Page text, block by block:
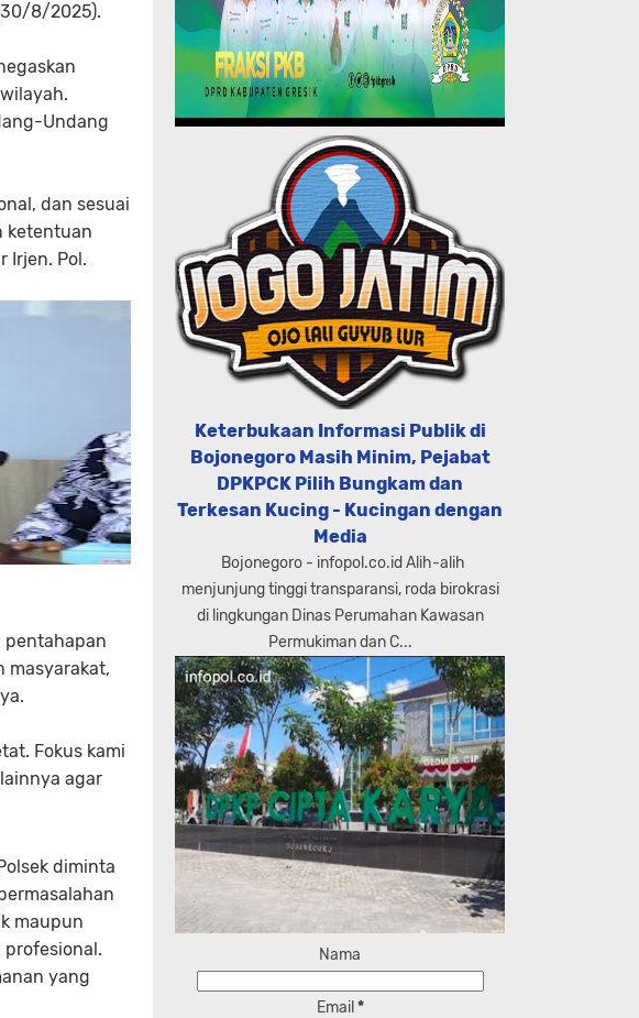
8/2025).
Undang
dan sesuai
ketentuan
Irjen. Pol.
pentahapan
masyarakat,
Fokus kami
agar
diminta
maupun
yang
Keterbukaan Informasi Publik di
Bojonegoro Masih Minim, Pejabat
DPKPCK Pilih Bungkam dan
Terkesan Kucing - Kucingan dengan
Media
Bojonegoro - infopol.co.id Alih-alih
menjunjung tinggi transparansi, roda birokrasi
di lingkungan Dinas Perumahan Kawasan
Permukiman dan C...
Nama
Email *